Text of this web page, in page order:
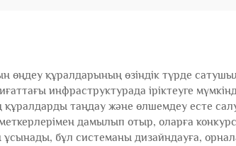
өңдеу құралдарының өзіндік түрде
инфраструктурада іріктеуге
таңдау және өлшемдеу есте
дамылып отыр, оларға
ұсынады, бұл системаны дизайндауға,